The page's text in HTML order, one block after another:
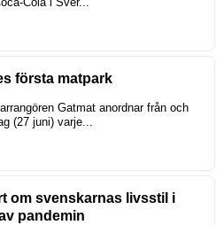
första matpark
Gatmat anordnar från och
(27 juni) varje...
om svenskarnas livsstil i
pandemin